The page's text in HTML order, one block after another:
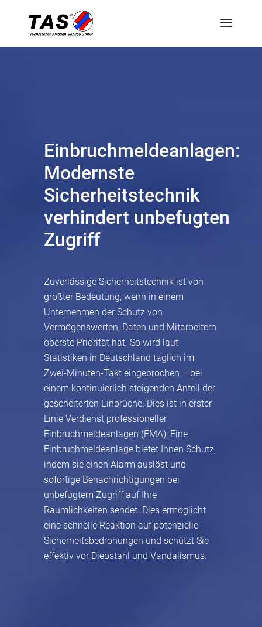
Einbruchmeldeanlagen:
Modernste
Sicherheitstechnik
verhindert unbefugten
Zugriff
Zuverlässige Sicherheitstechnik ist von
größter Bedeutung, wenn in einem
Unternehmen der Schutz von
Vermögenswerten, Daten und Mitarbeitern
oberste Priorität hat. So wird laut
Statistiken in Deutschland täglich im
Zwei-Minuten-Takt eingebrochen – bei
einem kontinuierlich steigenden Anteil der
gescheiterten Einbrüche. Dies ist in erster
Linie Verdienst professioneller
Einbruchmeldeanlagen (EMA): Eine
Einbruchmeldeanlage bietet Ihnen Schutz,
indem sie einen Alarm auslöst und
sofortige Benachrichtigungen bei
unbefugtem Zugriff auf Ihre
Räumlichkeiten sendet. Dies ermöglicht
eine schnelle Reaktion auf potenzielle
Sicherheitsbedrohungen und schützt Sie
effektiv vor Diebstahl und Vandalismus.